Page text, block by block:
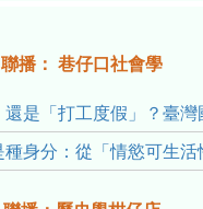
聯播： 巷仔口社會學